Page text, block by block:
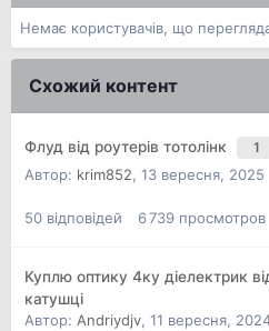
Немає користувачів, що
Схожий контент
Флуд від роутерів тотолінк 1
Автор: krim852, 13 вересня, 2025
50 відповідей 6 739 просмотров
Куплю оптику 4ку діелектрик
катушці
Автор: Andriydjv, 11 вересня,